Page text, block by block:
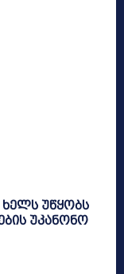
უწყობს
უკანონო